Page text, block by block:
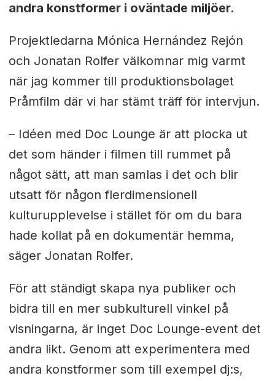
andra konstformer i oväntade miljöer.
Projektledarna Mónica Hernández Rejón
och Jonatan Rolfer välkomnar mig varmt
när jag kommer till produktionsbolaget
Pråmfilm där vi har stämt träff för intervjun.
– Idéen med Doc Lounge är att plocka ut
det som händer i filmen till rummet på
något sätt, att man samlas i det och blir
utsatt för någon flerdimensionell
kulturupplevelse i stället för om du bara
hade kollat på en dokumentär hemma,
säger Jonatan Rolfer.
För att ständigt skapa nya publiker och
bidra till en mer subkulturell vinkel på
visningarna, är inget Doc Lounge-event det
andra likt. Genom att experimentera med
andra konstformer som till exempel dj:s,